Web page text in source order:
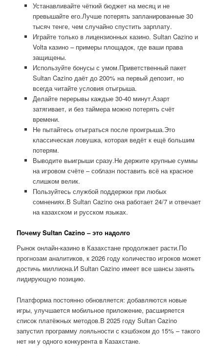
Устанавливайте чёткий бюджет на месяц и не
превышайте его.Лучше потерять запланированные 30
тысяч тенге, чем случайно спустить зарплату.
Играйте только в лицензионных казино. Sultan Cazino и
Volta казино – примеры площадок, где ваши права
защищены.
Используйте бонусы с умом.Приветственный пакет
Sultan Cazino даёт до 200% на первый депозит, но
всегда читайте условия отыгрыша.
Делайте перерывы каждые 30-40 минут.Азарт
затягивает, и без таймера можно потерять счёт
времени.
Не пытайтесь отыграться после проигрыша.Это
классическая ловушка, которая ведёт к ещё большим
потерям.
Выводите выигрыши сразу.Не держите крупные суммы
на игровом счёте – соблазн поставить всё на красное
слишком велик.
Пользуйтесь службой поддержки при любых
сомнениях.В Sultan Cazino она работает 24/7 и отвечает
на казахском и русском языках.
Почему Sultan Cazino – это надолго
Рынок онлайн-казино в Казахстане продолжает расти.По
прогнозам аналитиков, к 2026 году количество игроков может
достичь миллиона.И Sultan Cazino имеет все шансы занять
лидирующую позицию.
Платформа постоянно обновляется: добавляются новые
игры, улучшается мобильное приложение, расширяется
список платёжных методов.В 2025 году Sultan Cazino
запустил программу лояльности с кэшбэком до 15% – такого
нет ни у одного конкурента в Казахстане.